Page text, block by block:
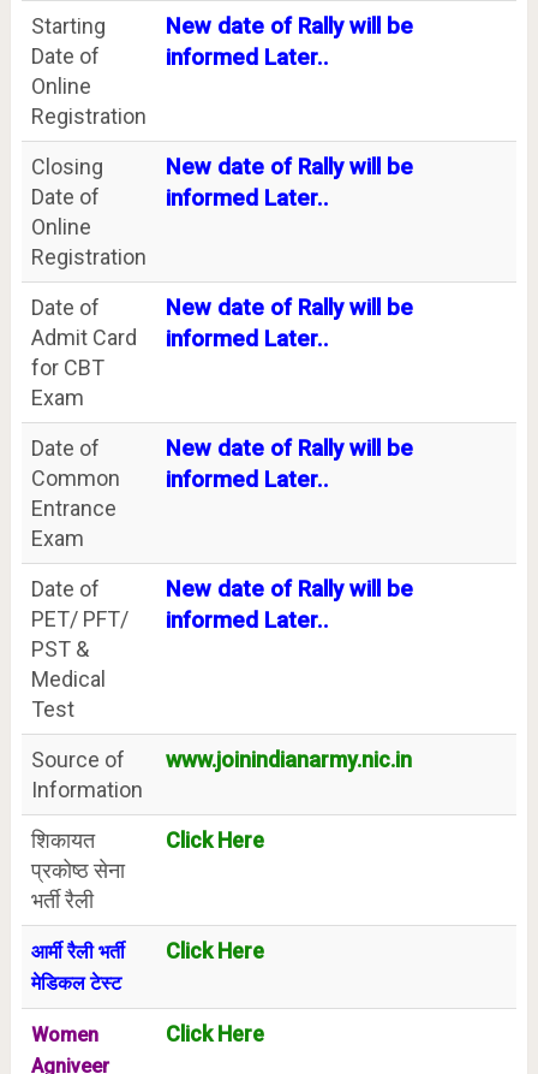
Starting
Date of
Online
Registration
New date of Rally will be
informed Later..
Closing
Date of
Online
Registration
New date of Rally will be
informed Later..
Date of
Admit Card
for CBT
Exam
New date of Rally will be
informed Later..
Date of
Common
Entrance
Exam
New date of Rally will be
informed Later..
Date of
PET/ PFT/
PST &
Medical
Test
New date of Rally will be
informed Later..
Source of
Information
www.joinindianarmy.nic.in
शिकायत
प्रकोष्ठ सेना
भर्ती रैली
Click Here
आर्मी रैली भर्ती
मेडिकल टेस्ट
Click Here
Women
Agniveer
Click Here